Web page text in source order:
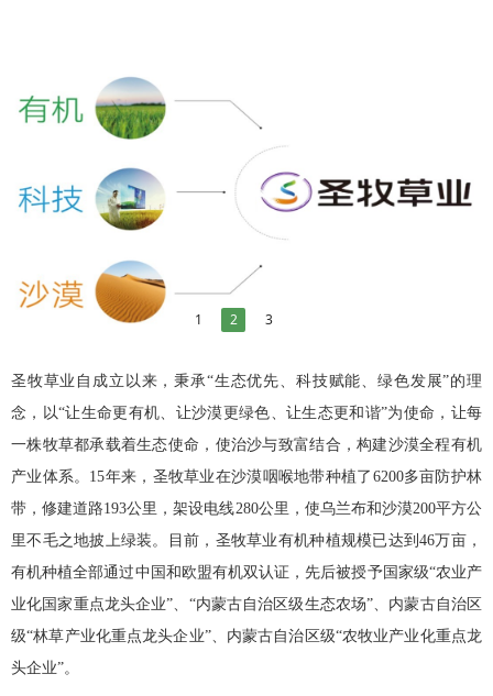
圣牧草业自成立以来，秉承“生态优先、科技赋能、绿色发展”的理
念，以“让生命更有机、让沙漠更绿色、让生态更和谐”为使命，让每
一株牧草都承载着生态使命，使治沙与致富结合，构建沙漠全程有机
产业体系。15年来，圣牧草业在沙漠咽喉地带种植了6200多亩防护林
带，修建道路193公里，架设电线280公里，使乌兰布和沙漠200平方公
里不毛之地披上绿装。目前，圣牧草业有机种植规模已达到46万亩，
有机种植全部通过中国和欧盟有机双认证，先后被授予国家级“农业产
业化国家重点龙头企业”、“内蒙古自治区级生态农场”、内蒙古自治区
级“林草产业化重点龙头企业”、内蒙古自治区级“农牧业产业化重点龙
头企业”。
1 2 3